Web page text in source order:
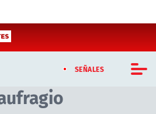
SEÑALES
CHILE